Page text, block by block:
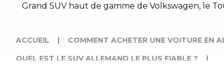
Grand SUV haut de gamme de Volkswagen, le
ACCUEIL | COMMENT ACHETER UNE VOITURE EN
QUEL EST LE SUV ALLEMAND LE PLUS FIABLE ? |